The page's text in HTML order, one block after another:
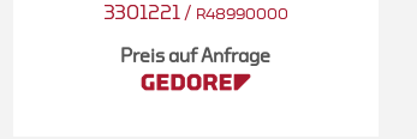
3301221 / R48990000
Preis auf Anfrage